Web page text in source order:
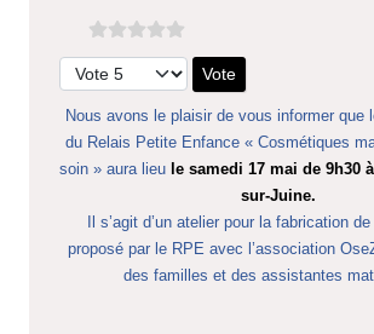
Veuillez voter
Nous avons le plaisir de vous informer que
du Relais Petite Enfance « Cosmétiques
soin » aura lieu le samedi 17 mai de 9h30
sur-Juine.
Il s’agit d’un atelier pour la fabrication
proposé par le RPE avec l’association
des familles et des assistantes